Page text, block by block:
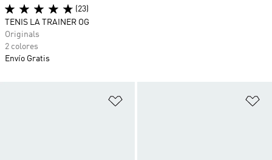
(23)
TENIS LA TRAINER OG
Originals
2 colores
Envío Gratis